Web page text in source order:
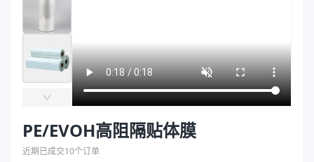
厚度（μm）
宽度（mm）
100~1300、450
透明
PE/EVOH高阻隔贴体膜
近期已成交10个订单